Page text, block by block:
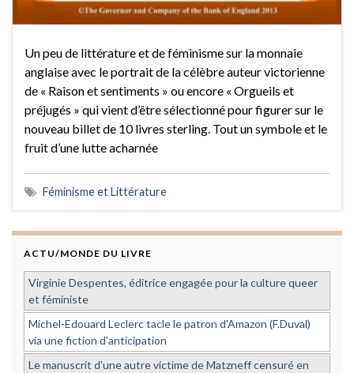
Un peu de littérature et de féminisme sur la monnaie
anglaise avec le portrait de la célèbre auteur victorienne
de « Raison et sentiments » ou encore « Orgueils et
préjugés » qui vient d’être sélectionné pour figurer sur le
nouveau billet de 10 livres sterling. Tout un symbole et le
fruit d’une lutte acharnée
Féminisme et Littérature
ACTU/MONDE DU LIVRE
Virginie Despentes, éditrice engagée pour la culture queer
et féministe
Michel-Edouard Leclerc tacle le patron d'Amazon (F.Duval)
via une fiction d'anticipation
Le manuscrit d'une autre victime de Matzneff censuré en